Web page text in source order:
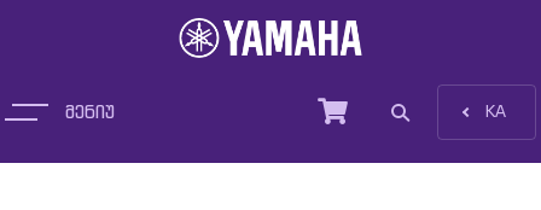
მენიუ KA